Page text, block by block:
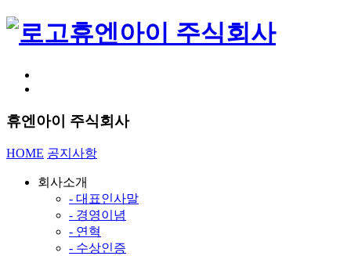
휴엔아이 주식회사
휴엔아이 주식회사
HOME 공지사항
회사소개
- 대표인사말
- 경영이념
- 연혁
- 수상인증